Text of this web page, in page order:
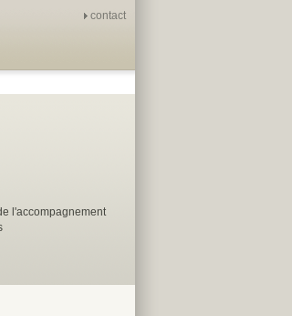
contact
l'accompagnement